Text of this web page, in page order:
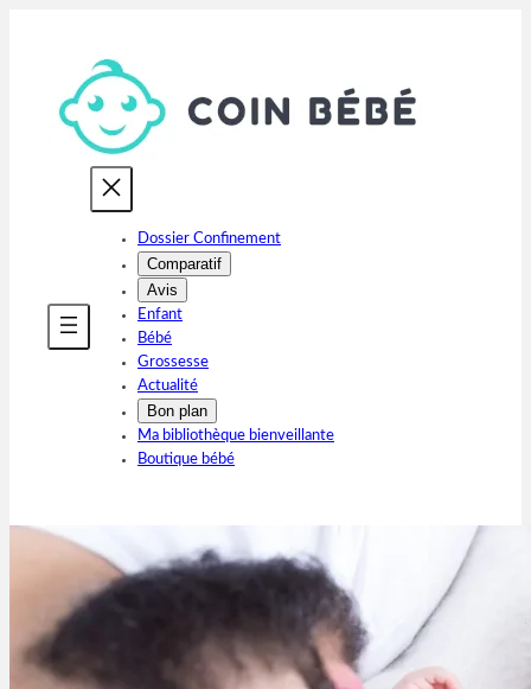
contenu
Dossier Confinement
Comparatif
Avis
Enfant
Bébé
Grossesse
Actualité
Bon plan
Ma bibliothèque bienveillante
Boutique bébé